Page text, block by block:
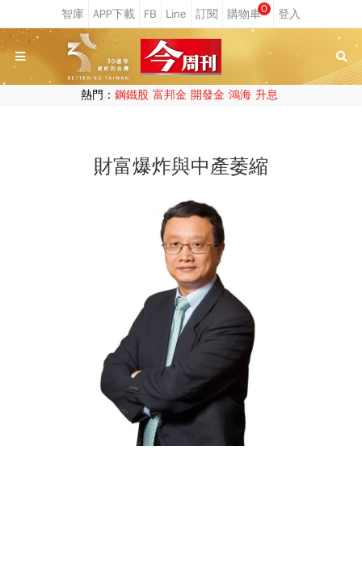
0
熱門： 鋼鐵股 富邦金 開發金 鴻海 升息
財富爆炸與中產萎縮